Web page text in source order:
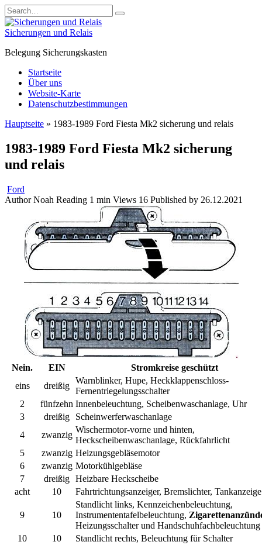
Skip
to
content
Search
for:
Sicherungen und Relais
Belegung Sicherungskasten
Startseite
Über uns
Website-Karte
Datenschutzbestimmungen
Hauptseite » 1983-1989 Ford Fiesta Mk2 sicherung und relais
1983-1989 Ford Fiesta Mk2 sicherung
und relais
Ford
Author Noah Reading 1 min Views 16 Published by 26.12.2021
Nein. EIN
Stromkreise geschützt
eins
dreißig
Warnblinker, Hupe, Heckklappenschloss-
Fernentriegelungsschalter
2
fünfzehn Innenbeleuchtung, Scheibenwaschanlage, Uhr
3
dreißig
Scheinwerferwaschanlage
4
zwanzig
Wischermotor-vorne und hinten,
Heckscheibenwaschanlage, Rückfahrlicht
5
zwanzig Heizungsgebläsemotor
6
zwanzig Motorkühlgebläse
7
dreißig Heizbare Heckscheibe
acht
10 Fahrtrichtungsanzeiger, Bremslichter, Tankanzeige
9 10
Standlicht links, Kennzeichenbeleuchtung,
Instrumententafelbeleuchtung,
Heizungsschalter und Handschuhfachbeleuchtung
10
10
Standlicht rechts, Beleuchtung für Schalter